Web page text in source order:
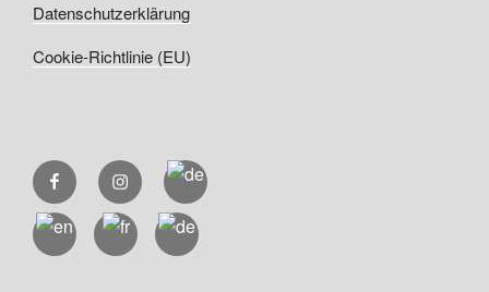
Datenschutzerklärung
Cookie-Richtlinie (EU)
FB Instagram